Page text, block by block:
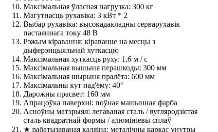
Максімальная ўласная нагрузка: 300 кг
Магутнасць рухавіка: 3 кВт * 2
Выбар рухавіка: высокадакладны серварухавік
пастаяннага току 48 В
Рэжым кіравання: кіраванне на месцы з
дыферэнцыяльнай хуткасцю
Максімальная хуткасць руху: 1,6 м / с
Максімальная вышыня перашкоды: 300 мм
Максімальная шырыня пралёта: 600 мм
Максімальны кут пад'ёму: 40°
Дарожны прасвет: 160 мм
Апрацоўка паверхні: поўная машынная фарба
Асноўны матэрыял: легаваная сталь / вугляродзістая
сталь квадратнай формы / алюмініевы сплаў
★ рабатызаваная каляіна: металічны каркас унутры